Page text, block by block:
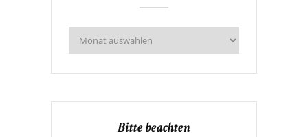
Bitte beachten